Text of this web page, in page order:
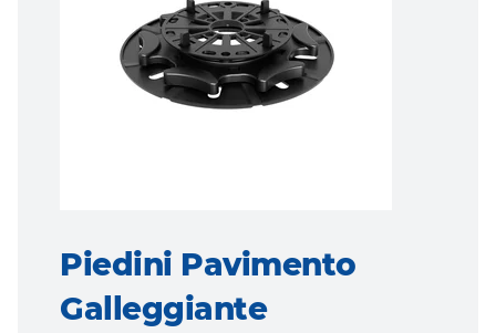
Piedini Pavimento
Galleggiante